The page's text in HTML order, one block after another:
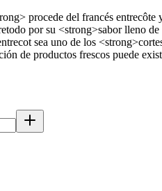
procede del francés
por su <strong>sabor lleno
sea uno de los
de productos frescos puede